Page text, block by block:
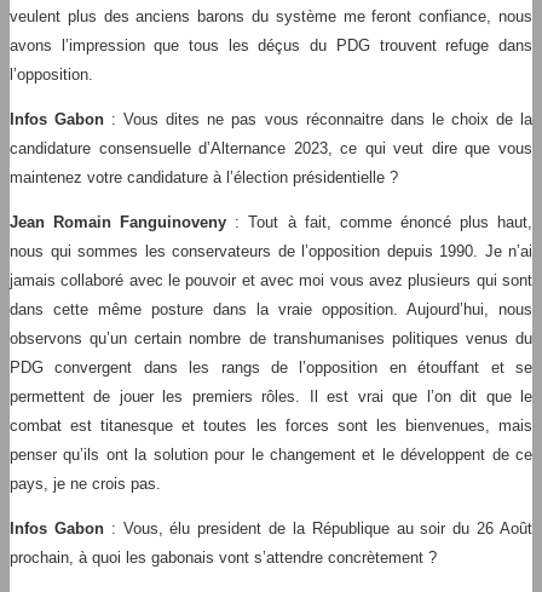
veulent plus des anciens barons du système me feront confiance, nous
avons l’impression que tous les déçus du PDG trouvent refuge dans
l’opposition.
Infos Gabon : Vous dites ne pas vous réconnaitre dans le choix de la
candidature consensuelle d’Alternance 2023, ce qui veut dire que vous
maintenez votre candidature à l’élection présidentielle ?
Jean Romain Fanguinoveny : Tout à fait, comme énoncé plus haut,
nous qui sommes les conservateurs de l’opposition depuis 1990. Je n’ai
jamais collaboré avec le pouvoir et avec moi vous avez plusieurs qui sont
dans cette même posture dans la vraie opposition. Aujourd’hui, nous
observons qu’un certain nombre de transhumanises politiques venus du
PDG convergent dans les rangs de l’opposition en étouffant et se
permettent de jouer les premiers rôles. Il est vrai que l’on dit que le
combat est titanesque et toutes les forces sont les bienvenues, mais
penser qu’ils ont la solution pour le changement et le développent de ce
pays, je ne crois pas.
Infos Gabon: Vous, élu president de la République au soir du 26 Août
prochain, à quoi les gabonais vont s’attendre concrètement ?